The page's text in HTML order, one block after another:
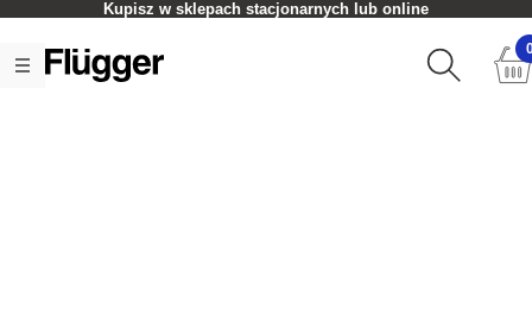
Kupisz w sklepach stacjonarnych lub online